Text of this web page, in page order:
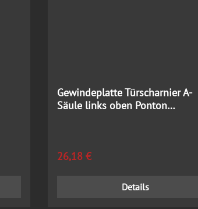
Gewindeplatte Türscharnier A-
Säule links oben Ponton
Regulärer Preis:
26,18 €
Details